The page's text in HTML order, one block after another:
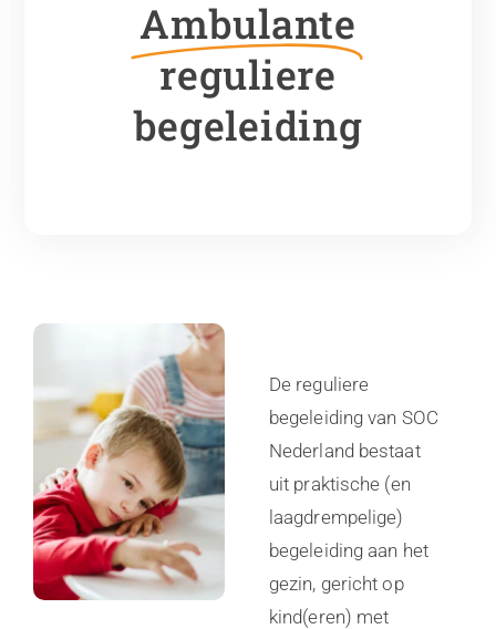
Ambulante
reguliere
begeleiding
De reguliere
begeleiding van SOC
Nederland bestaat
uit praktische (en
laagdrempelige)
begeleiding aan het
gezin, gericht op
kind(eren) met